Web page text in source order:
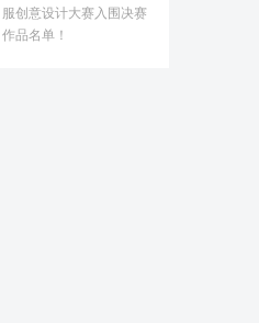
服创意设计大赛入围决赛
作品名单！